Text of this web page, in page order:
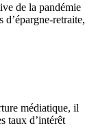
de la pandémie
retraite,
médiatique, il
taux d’intérêt